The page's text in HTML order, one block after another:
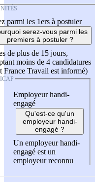
parmi les 1ers à postuler
serez-vous parmi les
premiers à postuler ?
de plus de 15 jours,
moins de 4 candidatures
France Travail est informé)
Employeur handi-
engagé
Qu'est-ce qu'un
employeur handi-
engagé ?
Un employeur handi-
engagé est un
employeur reconnu